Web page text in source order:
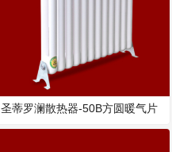
圣蒂罗澜散热器-50B方圆暖气片